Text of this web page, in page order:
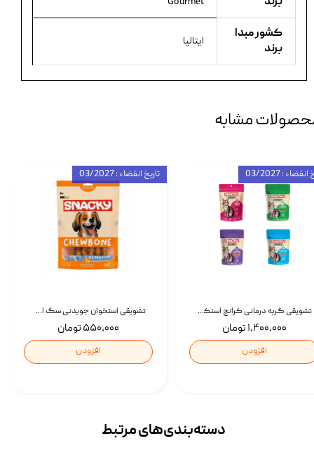
کشور مبدا
برند
ایتالیا
مشابه
تشویقی استخوان جویدنی سگ اسنکی کرانچی با طعم مرغ Snacky Crunchy Munchy وزن 100 گرم
۵۵۰,۰۰۰ تومان
افزودن
تاریخ انقضاء : 03/2027
تشویقی گربه درمانی کرانچ اسنکی با طعم میکس Snacky Crunch Cat Treats وزن 60 گرم بسته 4 عددی
۱,۴۰۰,۰۰۰ تومان
افزودن
: 03/2027
دسته‌بندی‌‌های مرتبط